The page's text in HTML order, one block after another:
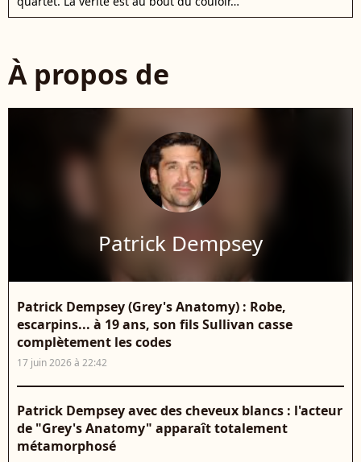
À propos de
Patrick Dempsey
Patrick Dempsey (Grey's Anatomy) : Robe,
escarpins... à 19 ans, son fils Sullivan casse
complètement les codes
17 juin 2026 à 22:42
Patrick Dempsey avec des cheveux blancs : l'acteur
de "Grey's Anatomy" apparaît totalement
métamorphosé